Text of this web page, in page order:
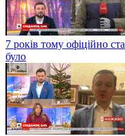
7 років тому офіційно
було